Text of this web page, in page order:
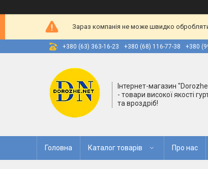
Зараз компанія не може швидко
+380 (63) 363-16-23 +380 (68) 116-77-38 +380
Інтернет-магазин
- товари високої якості
та вроздріб!
Головна Каталог товарів Про нас